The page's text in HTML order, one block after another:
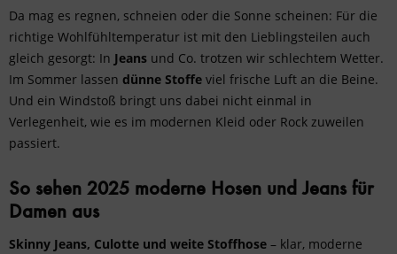
Da mag es regnen, schneien oder die Sonne scheinen: Für die
richtige Wohlfühltemperatur ist mit den Lieblingsteilen auch
gleich gesorgt: In Jeans und Co. trotzen wir schlechtem Wetter.
Im Sommer lassen dünne Stoffe viel frische Luft an die Beine.
Und ein Windstoß bringt uns dabei nicht einmal in
Verlegenheit, wie es im modernen Kleid oder Rock zuweilen
passiert.
So sehen 2025 moderne Hosen und Jeans für
Damen aus
Skinny Jeans, Culotte und weite Stoffhose – klar, moderne